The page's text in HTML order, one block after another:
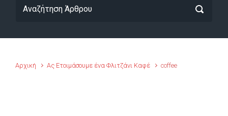
Αρχική Ας Ετοιμάσουμε ένα Φλιτζάνι Καφέ coffee